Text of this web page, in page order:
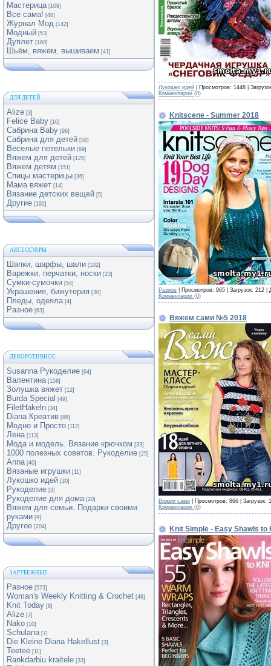
Мастерица [109]
Все сама! [48]
Журнал Мод [142]
Модный [53]
Дуплет [160]
Шьём, вяжем, вышиваем [41]
ДЛЯ ДЕТЕЙ
Alize [3]
Felice Baby [10]
Сабрина Baby [96]
Сабрина для детей [58]
Веселые петельки [69]
Вяжем для детей [125]
Вяжем детям [151]
Спицы мастерицы [36]
Мама вяжет [14]
Вязание детских вещей [5]
Другие [192]
АКСЕССУАРЫ
Шапки, шарфы, шали [102]
Варежки, перчатки, носки [23]
Сумки-сумочки [54]
Украшения, бижутерия [30]
Пледы, одеяла [4]
Разное [63]
ДЕКОРОТИВНОЕ
Susanna Рукоделие [64]
Валентина [158]
Золушка вяжет [12]
Burda Special [49]
FiletHakeln [34]
Diana Креатив [88]
Модно и Просто [112]
Лена [113]
Мода и модель. Вязание крючком [33]
1000 полезных советов. Рукоделие [25]
Anna [40]
Вязаные игрушки [11]
Лукошко идей [30]
Рукоделие [3]
Рукоделие для дома [20]
Вяжем для семьи. Подарки своими
руками [9]
Другое [204]
ЗАРУБЕЖНЫЕ
Разное [573]
Woman's Weekly Knitting & Crochet [48]
Knit Today [8]
Alize [7]
Nako [10]
Schulana [7]
Die Kleine Diana Hakellust [3]
Teetee [11]
Rankdarbiu kraitele [33]
Лукошко идей | Просмотров: 1448 |
Комментарии (0)
Knitscene - Summer 2018
Разное | Просмотров: 965 | Загрузок: 212
Комментарии (0)
Вяжем сами №5 2018
Вяжем сами | Просмотров: 866 |
Комментарии (0)
Knit Simple - Easy Shawls to